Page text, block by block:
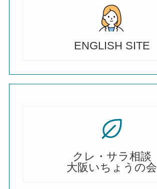
ENGLISH SITE
クレ・サラ相談
大阪いちょうの会